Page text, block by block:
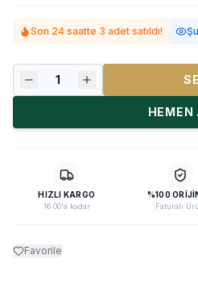
Son 24 saatte 3 adet satıldı!
1
HEMEN
HIZLI KARGO
16:00'a kadar
%100
Faturalı
Favorile